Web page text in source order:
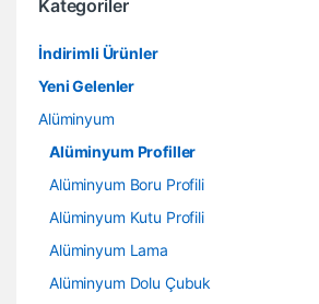
Kategoriler
İndirimli Ürünler
Yeni Gelenler
Alüminyum
Alüminyum Profiller
Alüminyum Boru Profili
Alüminyum Kutu Profili
Alüminyum Lama
Alüminyum Dolu Çubuk